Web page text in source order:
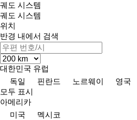
궤도 시스템
궤도 시스템
위치
반경 내에서 검색
대한민국 유럽
독일
핀란드 노르웨이 영국
모두 표시
아메리카
미국
멕시코